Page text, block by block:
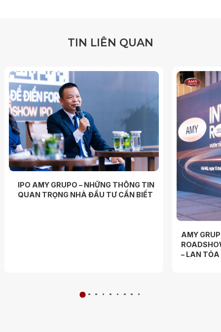
TIN LIÊN QUAN
IPO AMY GRUPO – NHỮNG THÔNG TIN
QUAN TRỌNG NHÀ ĐẦU TƯ CẦN BIẾT
AMY
– LAN